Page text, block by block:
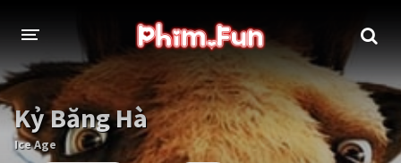
THỂ LOẠI
Thần thoại - Cổ trang Hành động
Kỷ Băng Hà
Ice Age